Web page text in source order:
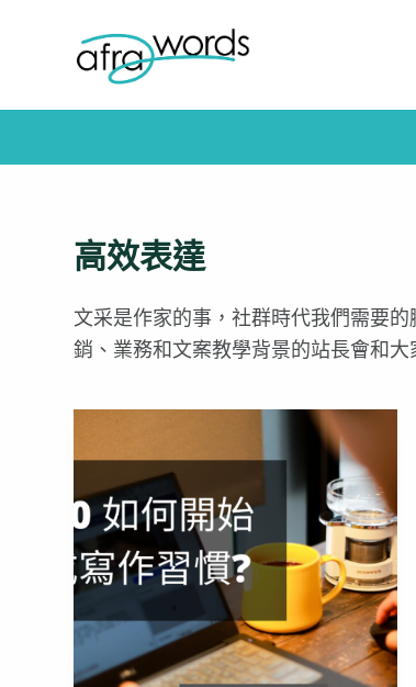
高效表達
文采是作家的事，社群時代我們需要
銷、業務和文案教學背景的站長會和